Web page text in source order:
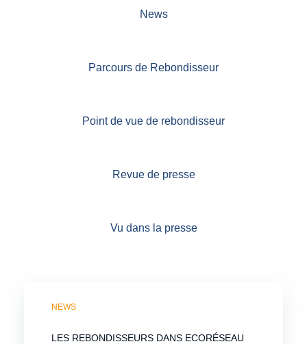
News
Parcours de Rebondisseur
Point de vue de rebondisseur
Revue de presse
Vu dans la presse
NEWS
LES REBONDISSEURS DANS ECORÉSEAU